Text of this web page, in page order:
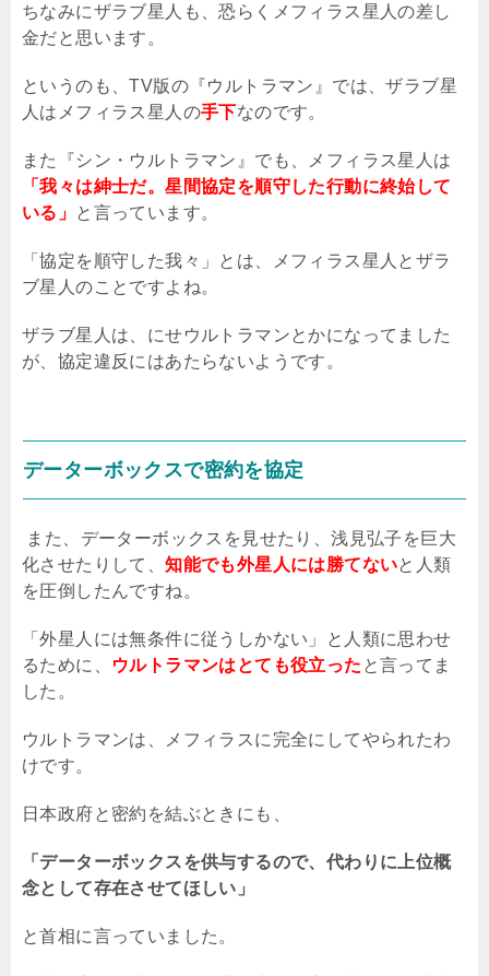
ちなみにザラブ星人も、恐らくメフィラス星人の差し
金だと思います。
というのも、TV版の『ウルトラマン』では、ザラブ星
人はメフィラス星人の手下なのです。
また『シン・ウルトラマン』でも、メフィラス星人は
「我々は紳士だ。星間協定を順守した行動に終始して
いる」 と言っています。
「協定を順守した我々」とは、メフィラス星人とザラ
ブ星人のことですよね。
ザラブ星人は、にせウルトラマンとかになってました
が、協定違反にはあたらないようです。
データーボックスで密約を協定
また、データーボックスを見せたり、浅見弘子を巨大
化させたりして、知能でも外星人には勝てないと人類
を圧倒したんですね。
「外星人には無条件に従うしかない」と人類に思わせ
るために、
ウルトラマンはとても役立った と言ってま
した。
ウルトラマンは、メフィラスに完全にしてやられたわ
けです。
日本政府と密約を結ぶときにも、
「データーボックスを供与するので、代わりに上位概
念として存在させてほしい」
と首相に言っていました。